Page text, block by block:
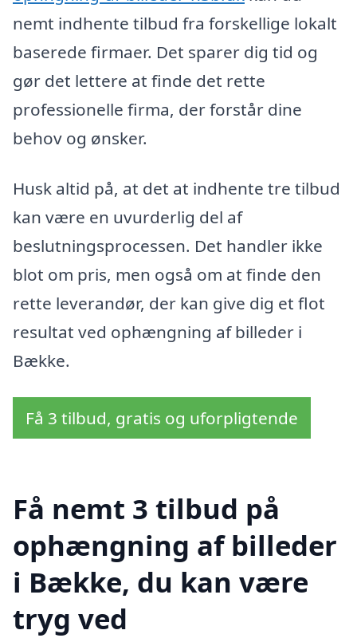
nemt indhente tilbud fra forskellige lokalt
baserede firmaer. Det sparer dig tid og
gør det lettere at finde det rette
professionelle firma, der forstår dine
behov og ønsker.
Husk altid på, at det at indhente tre tilbud
kan være en uvurderlig del af
beslutningsprocessen. Det handler ikke
blot om pris, men også om at finde den
rette leverandør, der kan give dig et flot
resultat ved ophængning af billeder i
Bække.
Få 3 tilbud, gratis og uforpligtende
Få nemt 3 tilbud på
ophængning af billeder
i Bække, du kan være
tryg ved